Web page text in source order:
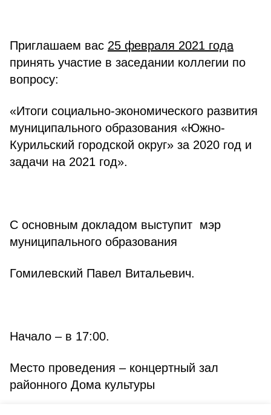
Приглашаем вас 25 февраля 2021 года
принять участие в заседании коллегии по
вопросу:
«Итоги социально-экономического развития
муниципального образования «Южно-
Курильский городской округ» за 2020 год и
задачи на 2021 год».
С основным докладом выступит мэр
муниципального образования
Гомилевский Павел Витальевич.
Начало – в 17:00.
Место проведения – концертный зал
районного Дома культуры